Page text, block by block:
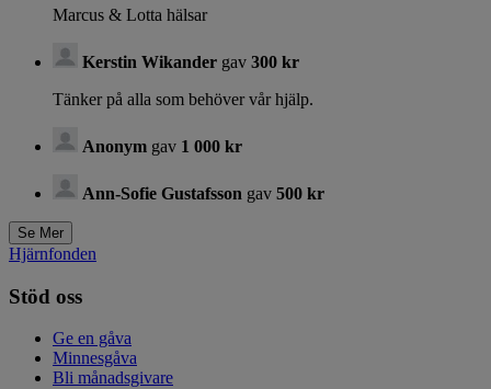
Marcus & Lotta hälsar
Kerstin Wikander gav 300 kr
Tänker på alla som behöver vår hjälp.
Anonym gav 1 000 kr
Ann-Sofie Gustafsson gav 500 kr
Hjärnfonden
Stöd oss
Ge en gåva
Minnesgåva
Bli månadsgivare